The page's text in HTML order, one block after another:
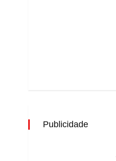
Publicidade